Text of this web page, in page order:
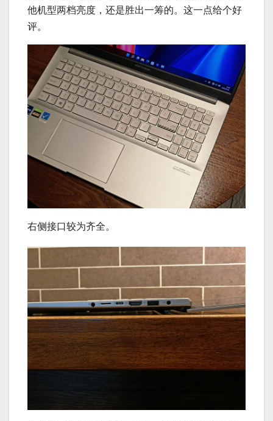
他机型两档亮度，还是胜出一筹的。这一点给个好
评。
右侧接口较为齐全。